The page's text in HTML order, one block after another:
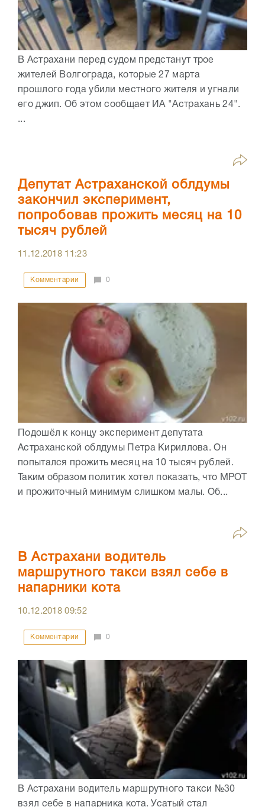
В Астрахани перед судом предстанут трое
жителей Волгограда, которые 27 марта
прошлого года убили местного жителя и угнали
его джип. Об этом сообщает ИА "Астрахань 24".
...
Депутат Астраханской облдумы
закончил эксперимент,
попробовав прожить месяц на 10
тысяч рублей
11.12.2018 11:23
Комментарии 0
Подошёл к концу эксперимент депутата
Астраханской облдумы Петра Кириллова. Он
попытался прожить месяц на 10 тысяч рублей.
Таким образом политик хотел показать, что МРОТ
и прожиточный минимум слишком малы. Об...
В Астрахани водитель
маршрутного такси взял себе в
напарники кота
10.12.201809:52
Комментарии 0
В Астрахани водитель маршрутного такси №30
взял себе в напарника кота. Усатый стал